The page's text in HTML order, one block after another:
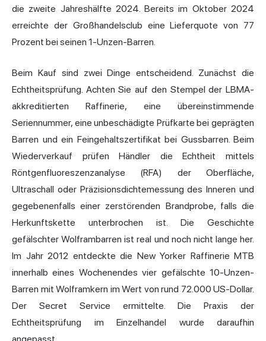
die zweite Jahreshälfte 2024. Bereits im Oktober 2024
erreichte der Großhandelsclub eine Lieferquote von 77
Prozent bei seinen 1-Unzen-Barren.
Beim Kauf sind zwei Dinge entscheidend. Zunächst die
Echtheitsprüfung. Achten Sie auf den Stempel der LBMA-
akkreditierten Raffinerie, eine übereinstimmende
Seriennummer, eine unbeschädigte Prüfkarte bei geprägten
Barren und ein Feingehaltszertifikat bei Gussbarren. Beim
Wiederverkauf prüfen Händler die Echtheit mittels
Röntgenfluoreszenzanalyse (RFA) der Oberfläche,
Ultraschall oder Präzisionsdichtemessung des Inneren und
gegebenenfalls einer zerstörenden Brandprobe, falls die
Herkunftskette unterbrochen ist. Die Geschichte
gefälschter Wolframbarren ist real und noch nicht lange her.
Im Jahr 2012 entdeckte die New Yorker Raffinerie MTB
innerhalb eines Wochenendes vier gefälschte 10-Unzen-
Barren mit Wolframkern im Wert von rund 72.000 US-Dollar.
Der Secret Service ermittelte. Die Praxis der
Echtheitsprüfung im Einzelhandel wurde daraufhin
angepasst.